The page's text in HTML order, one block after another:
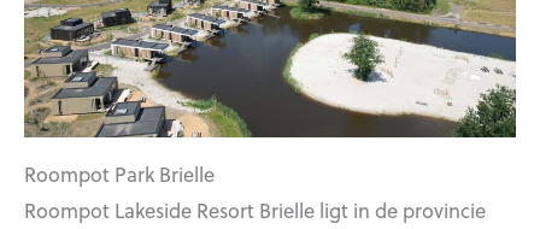
Roompot Park Brielle
Roompot Lakeside Resort Brielle ligt in de provincie